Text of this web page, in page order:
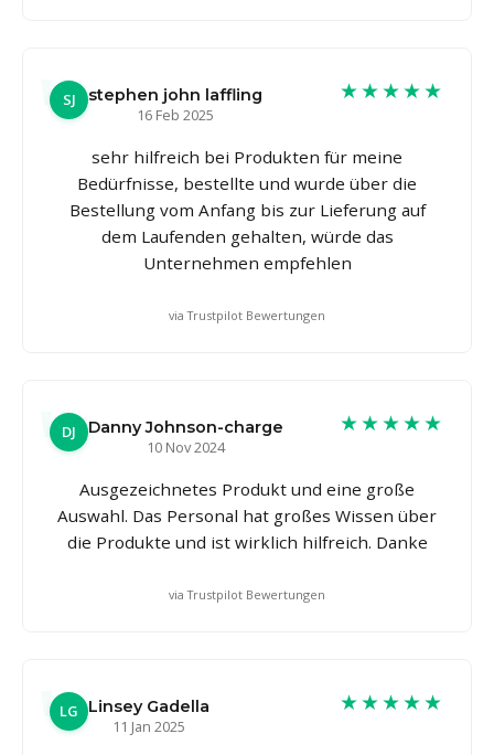
SJ
stephen john laffling
16 Feb 2025
★★★★★
sehr hilfreich bei Produkten für meine
Bedürfnisse, bestellte und wurde über die
Bestellung vom Anfang bis zur Lieferung auf
dem Laufenden gehalten, würde das
Unternehmen empfehlen
via Trustpilot Bewertungen
DJ
Danny Johnson-charge
10 Nov 2024
★★★★★
Ausgezeichnetes Produkt und eine große
Auswahl. Das Personal hat großes Wissen über
die Produkte und ist wirklich hilfreich. Danke
via Trustpilot Bewertungen
LG
Linsey Gadella
11 Jan 2025
★★★★★